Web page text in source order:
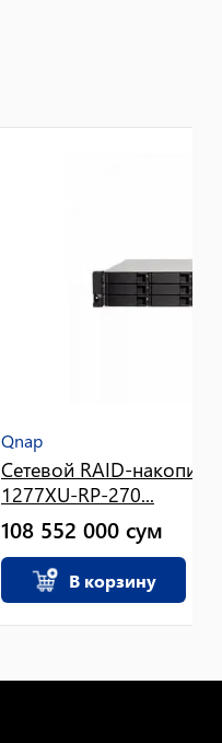
Qnap
Сетевой RAID-
1277XU-RP-270...
108 552 000 сум
В корзину